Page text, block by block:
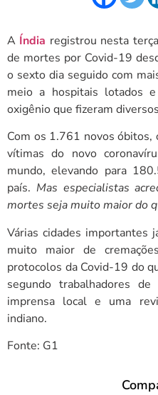
A Índia registrou nesta
de mortes por Covid-19
o sexto dia seguido com
meio a hospitais lotados
oxigênio que fizeram
Com os 1.761 novos óbitos,
vítimas do novo
mundo, elevando para
país. Mas especialistas
mortes seja muito maior do
Várias cidades importantes
muito maior de
protocolos da Covid-19 do
segundo trabalhadores
imprensa local e uma
indiano.
Fonte: G1